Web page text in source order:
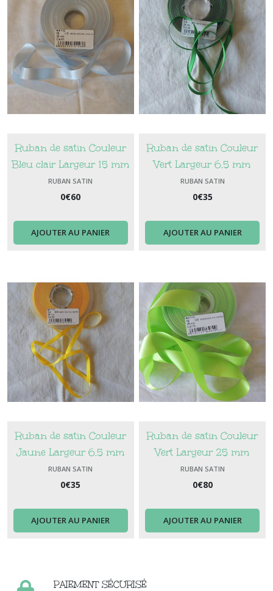
Ruban de satin Couleur
Bleu clair Largeur 15 mm
RUBAN SATIN
0€60
AJOUTER AU PANIER
Ruban de satin Couleur
Vert Largeur 6.5 mm
RUBAN SATIN
0€35
AJOUTER AU PANIER
Ruban de satin Couleur
Jaune Largeur 6.5 mm
RUBAN SATIN
0€35
AJOUTER AU PANIER
Ruban de satin Couleur
Vert Largeur 25 mm
RUBAN SATIN
0€80
AJOUTER AU PANIER
PAIEMENT SÉCURISÉ